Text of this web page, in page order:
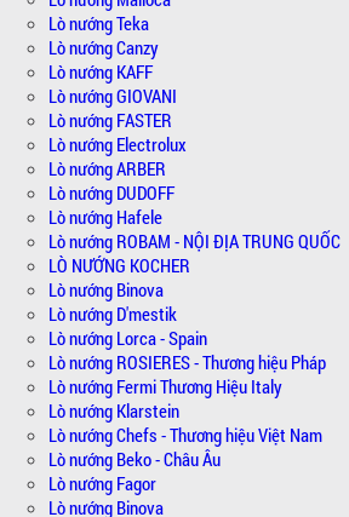
Lò nướng Teka
Lò nướng Canzy
Lò nướng KAFF
Lò nướng GIOVANI
Lò nướng FASTER
Lò nướng Electrolux
Lò nướng ARBER
Lò nướng DUDOFF
Lò nướng Hafele
Lò nướng ROBAM - NỘI ĐỊA TRUNG QUỐC
LÒ NƯỚNG KOCHER
Lò nướng Binova
Lò nướng D'mestik
Lò nướng Lorca - Spain
Lò nướng ROSIERES - Thương hiệu Pháp
Lò nướng Fermi Thương Hiệu Italy
Lò nướng Klarstein
Lò nướng Chefs - Thương hiệu Việt Nam
Lò nướng Beko - Châu Âu
Lò nướng Fagor
Lò nướng Binova